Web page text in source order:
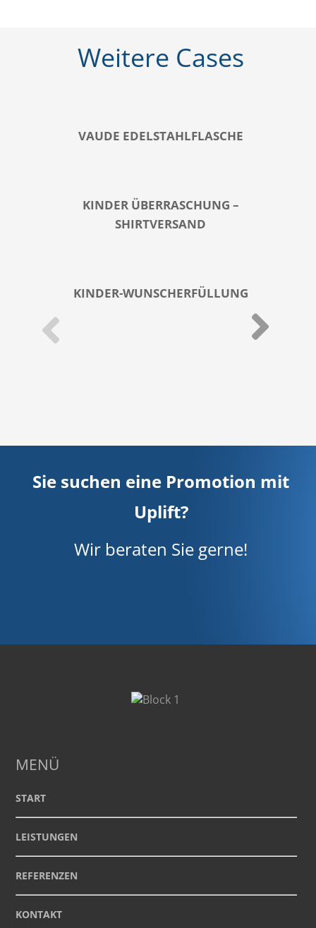
Weitere Cases
VAUDE EDELSTAHLFLASCHE
KINDER ÜBERRASCHUNG –
SHIRTVERSAND
KINDER-WUNSCHERFÜLLUNG
Sie suchen eine Promotion mit
Uplift?
Wir beraten Sie gerne!
MENÜ
START
LEISTUNGEN
REFERENZEN
KONTAKT